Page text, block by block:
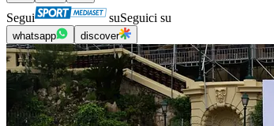
Segui suSeguici su
whatsapp discover